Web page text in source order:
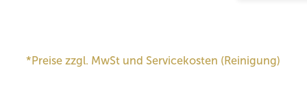
*Preise zzgl. MwSt und Servicekosten (Reinigung)